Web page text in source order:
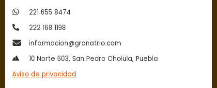
221 655 8474
222 168 1198
informacion@granatrio.com
10 Norte 603, San Pedro Cholula, Puebla
Aviso de privacidad